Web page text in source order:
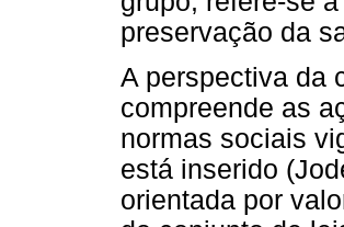
preservação da
A perspectiva da
compreende as
normas sociais
está inserido
orientada por